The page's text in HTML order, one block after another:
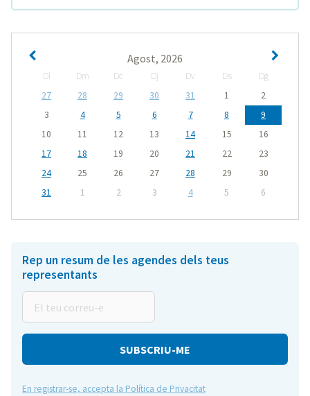
Agost, 2026
Dl Dm Dc Dj Dv Ds
Dg
27
28 29 30 31 1
2
3
4 5 6 7 8
9
10
11 12 13 14 15
16
17
18 19 20 21 22
23
24
25 26 27 28 29
30
31
1 2 3 4 5 6
Rep un resum de les agendes dels teus
representants
teu
correu-
En registrar-se, accepta la Política de Privacitat